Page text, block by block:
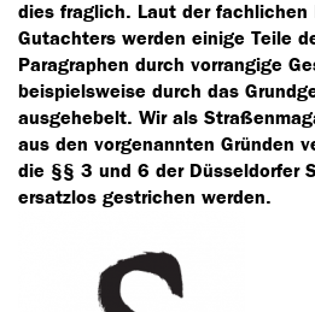
dies fraglich. Laut der fachlichen
Gutachters werden einige Teile
Paragraphen durch vorrangige
beispielsweise durch das
ausgehebelt. Wir als
aus den vorgenannten Gründen
die §§ 3 und 6 der Düsseldorfer
ersatzlos gestrichen werden.